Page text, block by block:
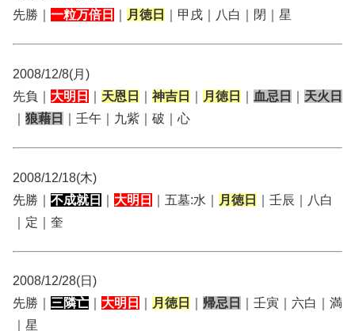
先勝｜ 一粒万倍日 月徳日 ｜甲戌｜八白｜閉｜星
2008/12/8(月)
先負｜ 大明日 天恩日 神吉日 月徳日 血忌日
天火日
狼藉日 ｜壬午｜九紫｜破｜心
2008/12/18(木)
先勝｜ 不成就日 大明日 ｜五墓:水｜ 月徳日
｜壬辰｜八白
｜定｜奎
2008/12/28(日)
先勝｜ 三隣亡 大明日 月徳日 帰忌日
｜壬寅｜六白｜満
｜星